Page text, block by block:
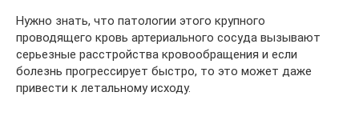
Нужно знать, что патологии этого крупного
проводящего кровь артериального сосуда вызывают
серьезные расстройства кровообращения и если
болезнь прогрессирует быстро, то это может даже
привести к летальному исходу.